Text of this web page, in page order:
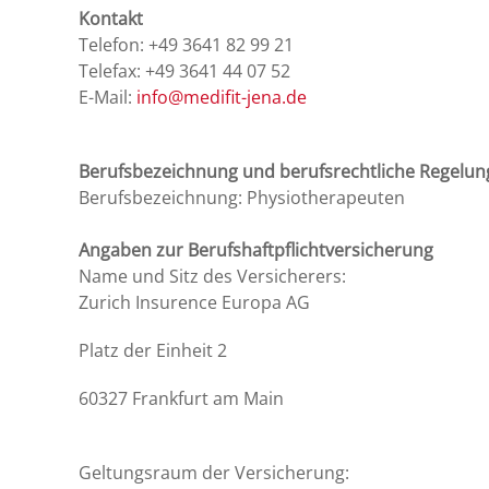
Kontakt
Telefon: +49 3641 82 99 21
Telefax: +49 3641 44 07 52
E-Mail: info@medifit-jena.de
Berufsbezeichnung und berufsrechtliche
Berufsbezeichnung: Physiotherapeuten
Angaben zur Berufshaftpflichtversicherung
Name und Sitz des Versicherers:
Zurich Insurence Europa AG
Platz der Einheit 2
60327 Frankfurt am Main
Geltungsraum der Versicherung: